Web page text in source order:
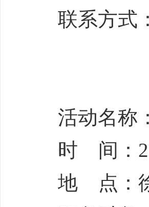
联系方式
活动名称
时 间：
地 点：